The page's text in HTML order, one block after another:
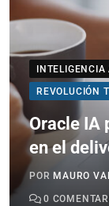
REVOLUCIÓN
Oracle IA
en el
POR MAURO
0